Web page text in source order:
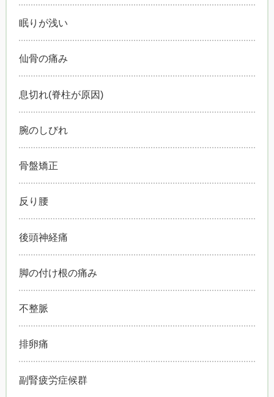
眠りが浅い
仙骨の痛み
息切れ(脊柱が原因)
腕のしびれ
骨盤矯正
反り腰
後頭神経痛
脚の付け根の痛み
不整脈
排卵痛
副腎疲労症候群